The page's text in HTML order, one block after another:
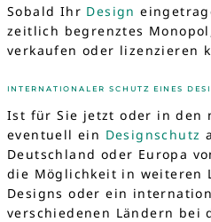
Sobald Ihr Design
zeitlich begrenztes
verkaufen oder lizenzieren
INTERNATIONALER SCHUTZ EINES
Ist für Sie jetzt oder in den
eventuell ein Designschutz
Deutschland oder Europa
die Möglichkeit in weiteren
Designs oder ein
verschiedenen Ländern bei